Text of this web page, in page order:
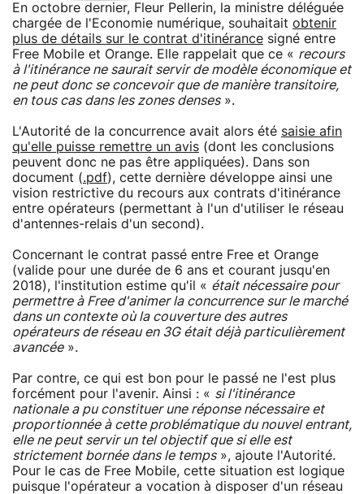
En octobre dernier, Fleur Pellerin, la ministre déléguée
chargée de l'Economie numérique, souhaitait obtenir
plus de détails sur le contrat d'itinérance signé entre
Free Mobile et Orange. Elle rappelait que ce « recours
à l'itinérance ne saurait servir de modèle économique et
ne peut donc se concevoir que de manière transitoire,
en tous cas dans les zones denses».
L'Autorité de la concurrence avait alors été saisie afin
qu'elle puisse remettre un avis (dont les conclusions
peuvent donc ne pas être appliquées). Dans son
document (.pdf), cette dernière développe ainsi une
vision restrictive du recours aux contrats d'itinérance
entre opérateurs (permettant à l'un d'utiliser le réseau
d'antennes-relais d'un second).
Concernant le contrat passé entre Free et Orange
(valide pour une durée de 6 ans et courant jusqu'en
2018), l'institution estime qu'il « était nécessaire pour
permettre à Free d'animer la concurrence sur le marché
dans un contexte où la couverture des autres
opérateurs de réseau en 3G était déjà particulièrement
avancée».
Par contre, ce qui est bon pour le passé ne l'est plus
forcément pour l'avenir. Ainsi : « si l'itinérance
nationale a pu constituer une réponse nécessaire et
proportionnée à cette problématique du nouvel entrant,
elle ne peut servir un tel objectif que si elle est
strictement bornée dans le temps», ajoute l'Autorité.
Pour le cas de Free Mobile, cette situation est logique
puisque l'opérateur a vocation à disposer d'un réseau